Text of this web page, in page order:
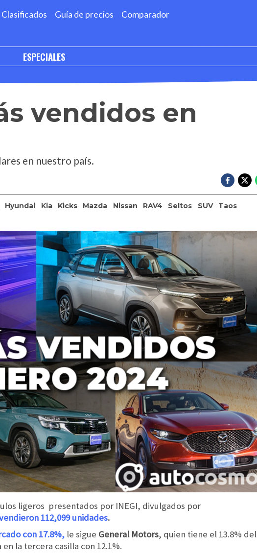
Clasificados Guía de precios Comparador
ESPECIALES
vendidos en
en nuestro país.
Hyundai Kia Kicks Mazda Nissan RAV4 Seltos SUV
Taos
ligeros presentados por INEGI, divulgados por
112,099 unidades.
con 17.8%, le sigue General Motors, quien tiene el 13.8% del
la tercera casilla con 12.1%.